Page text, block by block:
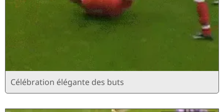
Célébration élégante des buts